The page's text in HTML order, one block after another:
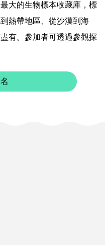
大的生物標本收藏庫，標
熱帶地區、從沙漠到海
有。參加者可透過參觀探